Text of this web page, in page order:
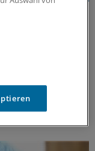
verlässlichen
Pauschale
-